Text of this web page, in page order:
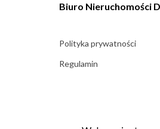
Biuro Nieruchomości
Polityka prywatności
Regulamin